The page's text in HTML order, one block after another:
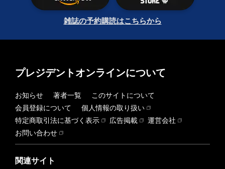
雑誌の予約購読はこちらから
プレジデントオンラインについて
お知らせ 著者一覧
このサイトについて
会員登録について
個人情報の取り扱い
特定商取引法に基づく表示
広告掲載
運営会社
お問い合わせ
関連サイト